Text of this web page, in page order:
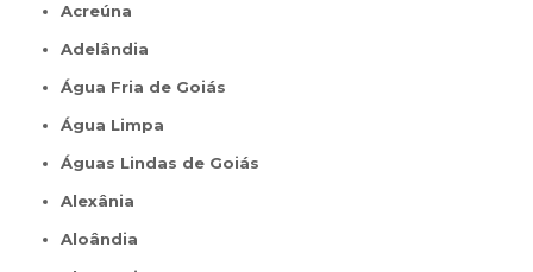
Acreúna
Adelândia
Água Fria de Goiás
Água Limpa
Águas Lindas de Goiás
Alexânia
Aloândia